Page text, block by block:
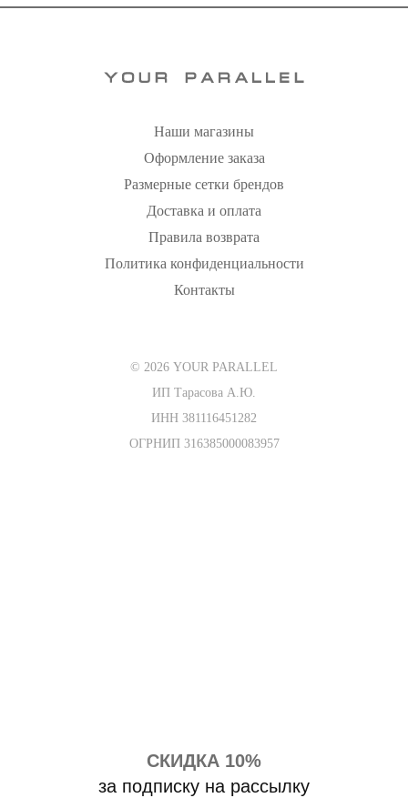
Наши магазины
Оформление заказа
Размерные сетки брендов
Доставка и оплата
Правила возврата
Политика конфиденциальности
Контакты
© 2026 YOUR PARALLEL
ИП Тарасова А.Ю.
ИНН 381116451282
ОГРНИП 316385000083957
СКИДКА 10%
за подписку на рассылку